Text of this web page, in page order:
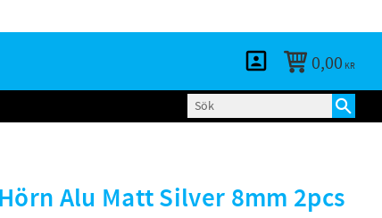
0,00 KR
Alu Matt Silver 8mm 2pcs